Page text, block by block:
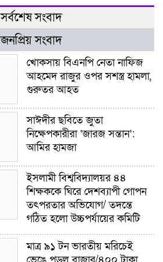
সর্বশেষ সংবাদ
জনপ্রিয় সংবাদ
খোকসায় বিএনপি নেতা নাফিজ
আহমেদ রাজুর ওপর সশস্ত্র হামলা,
গুরুতর আহত
সাঈদীর ছবিতে জুতা
নিক্ষেপকারীরা ‘জারজ সন্তান’:
আমির হামজা
ইসলামী বিশ্ববিদ্যালয়র ৪৪
শিক্ষককে ঘিরে দেশব্যাপী গোপন
তৎপরতার অভিযোগ/ তদন্তে
গঠিত হলো উচ্চপর্যায়ের কমিটি
মাত্র ৯১ টন ভারতীয় মরিচেই